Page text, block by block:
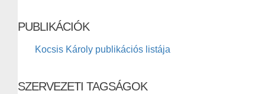
PUBLIKÁCIÓK
Kocsis Károly publikációs listája
SZERVEZETI TAGSÁGOK